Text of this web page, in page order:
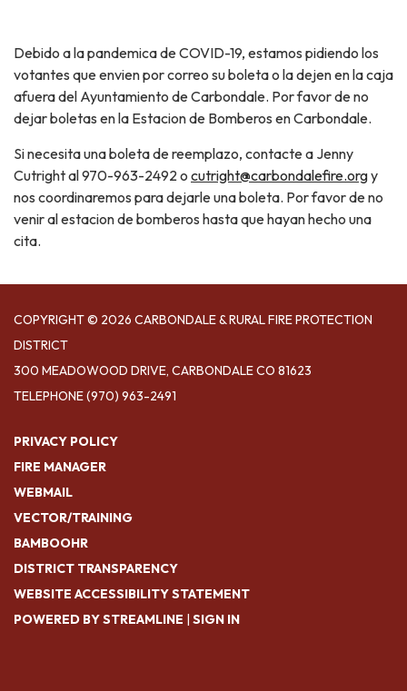
Debido a la pandemica de COVID-19, estamos pidiendo los
votantes que envien por correo su boleta o la dejen en la caja
afuera del Ayuntamiento de Carbondale. Por favor de no
dejar boletas en la Estacion de Bomberos en Carbondale.
Si necesita una boleta de reemplazo, contacte a Jenny
Cutright al 970-963-2492 o cutright@carbondalefire.orgy
nos coordinaremos para dejarle una boleta. Por favor de no
venir al estacion de bomberos hasta que hayan hecho una
cita.
COPYRIGHT © 2026 CARBONDALE & RURAL FIRE PROTECTION
DISTRICT
300 MEADOWOOD DRIVE, CARBONDALE CO 81623
TELEPHONE(970) 963-2491
PRIVACY POLICY
FIRE MANAGER
WEBMAIL
VECTOR/TRAINING
BAMBOOHR
DISTRICT TRANSPARENCY
WEBSITE ACCESSIBILITY STATEMENT
POWERED BY STREAMLINE | SIGN IN